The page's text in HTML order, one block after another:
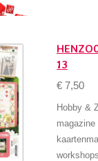
13
€ 7,50
Hobby &